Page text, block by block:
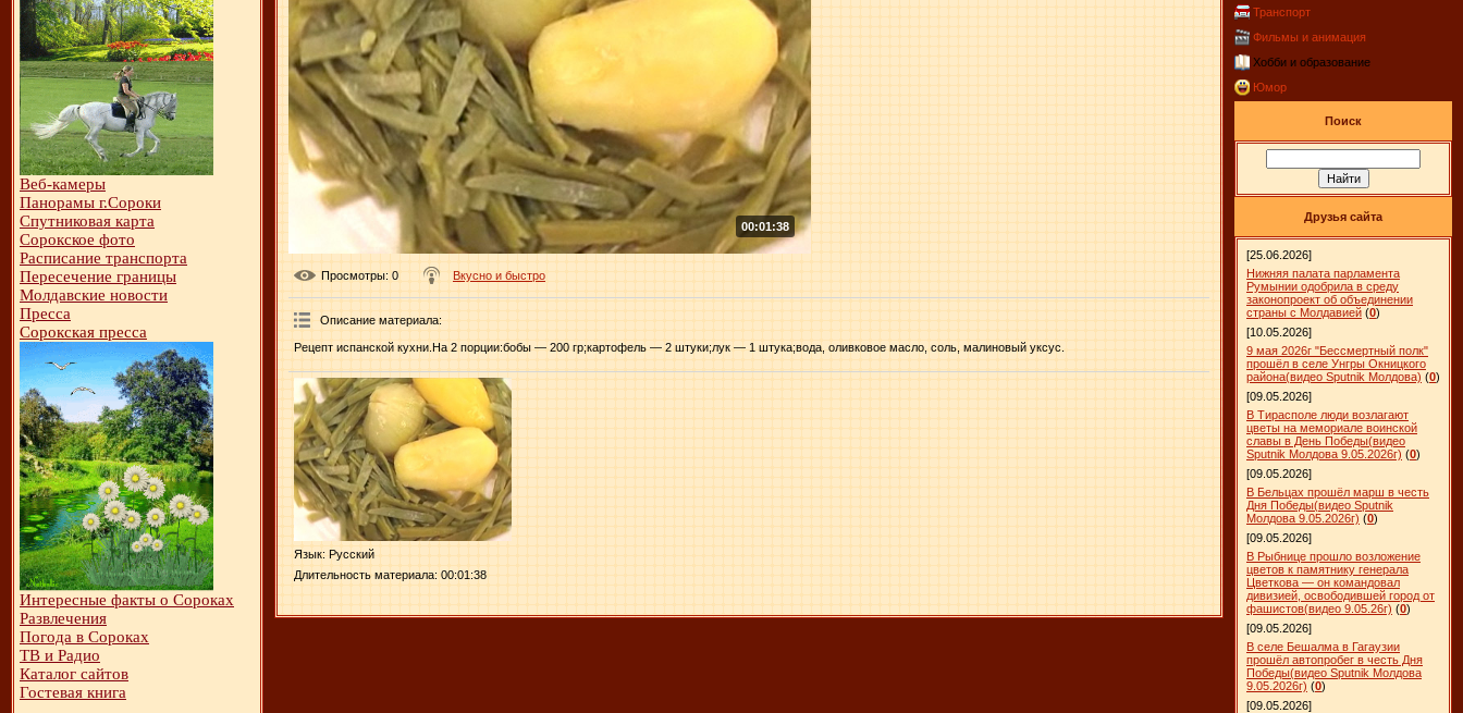
Веб-камеры
Панорамы г.Сороки
Спутниковая карта
Сорокское фото
Расписание транспорта
Пересечение границы
Молдавские новости
Пресса
Сорокская пресса
Интересные факты о Сороках
Развлечения
Погода в Сороках
ТВ и Радио
Каталог сайтов
Гостевая книга
00:01:38
Просмотры: 0 Вкусно и быстро
Описание материала:
Рецепт испанской кухни.На 2 порции:бобы — 200 гр;картофель — 2 штуки;лук — 1 штука;вода, оливковое масло, соль, малиновый уксус.
Язык: Русский
Длительность материала: 00:01:38
Транспорт
Фильмы и анимация
Хобби и образование
Юмор
Поиск
Друзья сайта
[25.06.2026]
Нижняя палата парламента
Румынии одобрила в среду
законопроект об объединении
страны с Молдавией (0)
[10.05.2026]
9 мая 2026г "Бессмертный полк"
прошёл в селе Унгры Окницкого
района(видео Sputnik Молдова) (0)
[09.05.2026]
В Тирасполе люди возлагают
цветы на мемориале воинской
славы в День Победы(видео
Sputnik Молдова 9.05.2026г) (0)
[09.05.2026]
В Бельцах прошёл марш в честь
Дня Победы(видео Sputnik
Молдова 9.05.2026г) (0)
[09.05.2026]
В Рыбнице прошло возложение
цветов к памятнику генерала
Цветкова — он командовал
дивизией, освободившей город от
фашистов(видео 9.05.26г) (0)
[09.05.2026]
В селе Бешалма в Гагаузии
прошёл автопробег в честь Дня
Победы(видео Sputnik Молдова
9.05.2026г) (0)
[09.05.2026]